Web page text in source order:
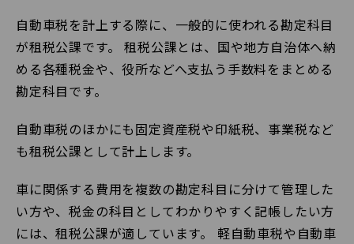
自動車税を計上する際に、一般的に使われる勘定科目
が租税公課です。 租税公課とは、国や地方自治体へ納
める各種税金や、役所などへ支払う手数料をまとめる
勘定科目です。
自動車税のほかにも固定資産税や印紙税、事業税など
も租税公課として計上します。
車に関係する費用を複数の勘定科目に分けて管理した
い方や、税金の科目としてわかりやすく記帳したい方
には、租税公課が適しています。 軽自動車税や自動車